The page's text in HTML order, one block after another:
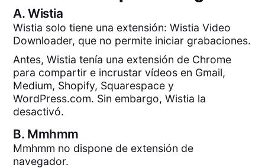
A.Wistia
Wistia solo tiene una extensión: Wistia Video
Downloader, que no permite iniciar grabaciones.
Antes, Wistia tenía una extensión de Chrome
para compartir e incrustar vídeos en Gmail,
Medium, Shopify, Squarespace y
WordPress.com. Sin embargo, Wistia la
desactivó.
B. Mmhmm
Mmhmm no dispone de extensión de
navegador.